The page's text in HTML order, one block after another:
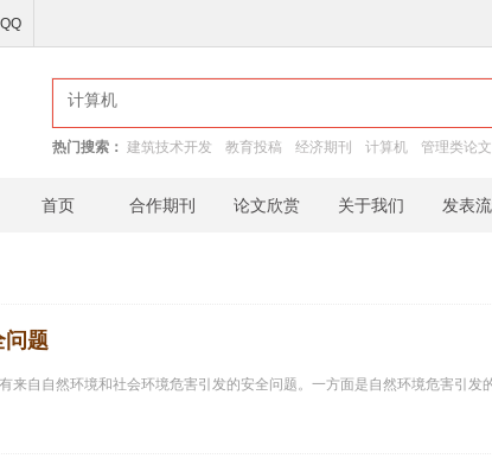
热门搜索： 建筑技术开发 教育投稿 经济期刊 计算机 管理类论文
首页 合作期刊 论文欣赏 关于我们 发表
问题
来自自然环境和社会环境危害引发的安全问题。一方面是自然环境危害引发